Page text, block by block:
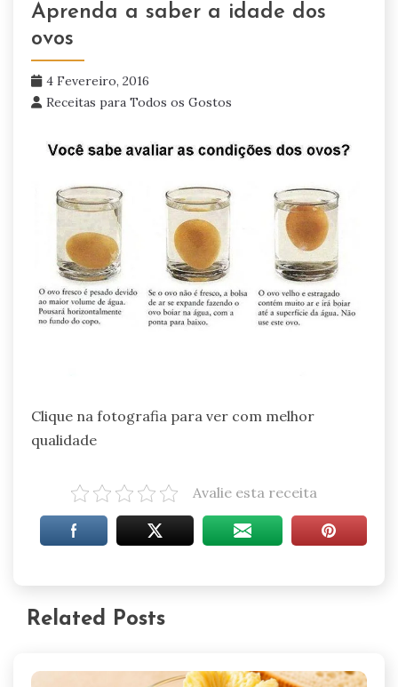
Aprenda a saber a idade dos
ovos
4 Fevereiro, 2016
Receitas para Todos os Gostos
Clique na fotografia para ver com melhor
qualidade
Avalie esta receita
Related Posts